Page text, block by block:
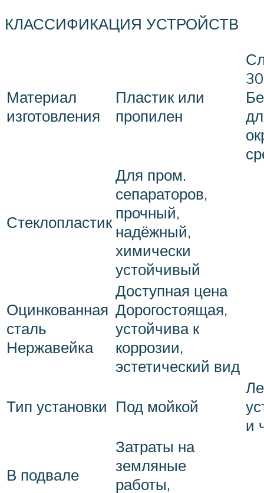
КЛАССИФИКАЦИЯ УСТРОЙСТВ
Материал
изготовления
Пластик или
пропилен
Стеклопластик
Для пром.
сепараторов,
прочный,
надёжный,
химически
устойчивый
Оцинкованная
сталь
Нержавейка
Доступная цена
Дорогостоящая,
устойчива к
коррозии,
эстетический вид
Тип установки Под мойкой
и
В подвале
Затраты на
земляные
работы,